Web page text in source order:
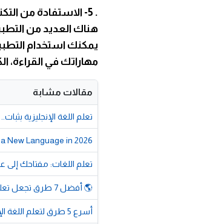
. 5- الاستفادة من التكنولوجيا والمصادر المجانية
هناك العديد من
يمكنك استخدام
مهاراتك في القراءة،
مقالات مشابة
تعلم اللغة الإنجليزية
New Language in 2026
تعلم اللغات: مفتاحك إلى
🌎 أفضل 7 طرق تجعل تعلم اللغات أسهل وأكثر متعة 🎓
أسرع 5 طرق لتعلم اللغة الإنجليزية من الصفر حتى الاحتراف مجانًا في عام 2026